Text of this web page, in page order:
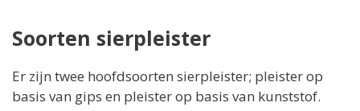
Soorten sierpleister
Er zijn twee hoofdsoorten sierpleister; pleister op
basis van gips en pleister op basis van kunststof.